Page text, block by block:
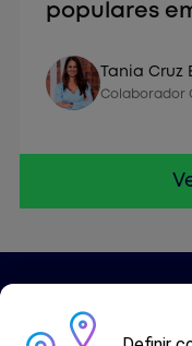
populares
Tania Cruz
Colaborador